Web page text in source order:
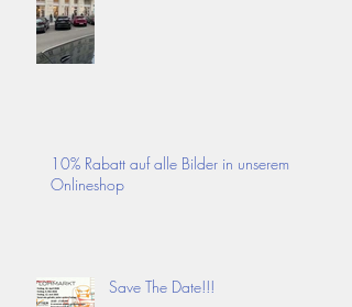
10% Rabatt auf alle Bilder in unserem
Onlineshop
Save The Date!!!